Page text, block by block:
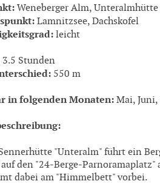
Weneberger Alm, Unteralmhütte
Lamnitzsee, Dachskofel
leicht
3.5 Stunden
550 m
in folgenden Monaten: Mai, Juni,
"Unteralm" führt ein
den "24-Berge-Parnoramaplatz"
dabei am "Himmelbett" vorbei.